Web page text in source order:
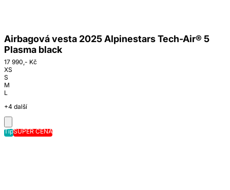
Airbagová vesta 2025 Alpinestars Tech-Air® 5
Plasma black
17 990,- Kč
XS
S
M
L
+4 další
TipSUPER CENA